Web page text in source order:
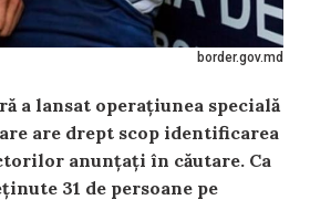
border.gov.md
a lansat operațiunea specială
are drept scop identificarea
anunțați în căutare. Ca
31 de persoane pe